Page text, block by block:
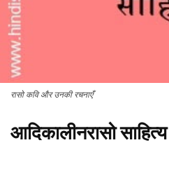
रासो कवि और उनकी रचनाएँ
आदिकालीनरासोसाहित्य